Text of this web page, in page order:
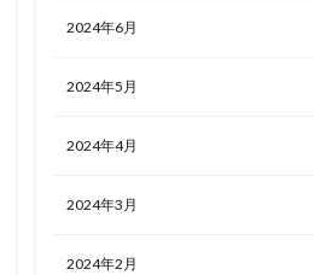
2024年6月
2024年5月
2024年4月
2024年3月
2024年2月